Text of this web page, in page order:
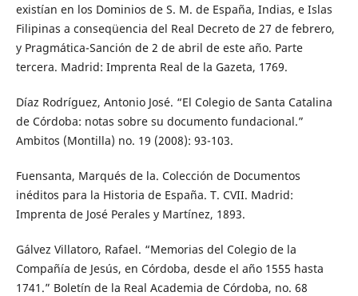
existían en los Dominios de S. M. de España, Indias, e Islas
Filipinas a conseqüencia del Real Decreto de 27 de febrero,
y Pragmática-Sanción de 2 de abril de este año. Parte
tercera. Madrid: Imprenta Real de la Gazeta, 1769.
Díaz Rodríguez, Antonio José. “El Colegio de Santa Catalina
de Córdoba: notas sobre su documento fundacional.”
Ambitos (Montilla) no. 19 (2008): 93-103.
Fuensanta, Marqués de la. Colección de Documentos
inéditos para la Historia de España. T. CVII. Madrid:
Imprenta de José Perales y Martínez, 1893.
Gálvez Villatoro, Rafael. “Memorias del Colegio de la
Compañía de Jesús, en Córdoba, desde el año 1555 hasta
1741.” Boletín de la Real Academia de Córdoba, no. 68